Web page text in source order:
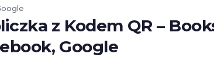
z Kodem QR –
Google